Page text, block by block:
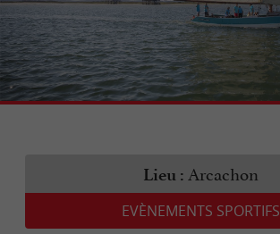
Lieu : Arcachon
EVÈNEMENTS SPORTIFS